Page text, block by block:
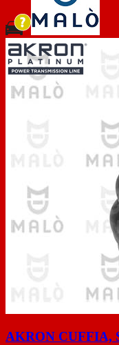
AKRON CUFFIA,